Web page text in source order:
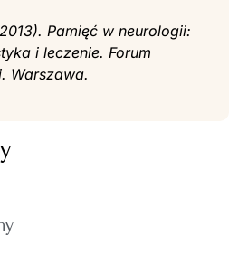
Pamięć w neurologii:
i leczenie. Forum
Warszawa.